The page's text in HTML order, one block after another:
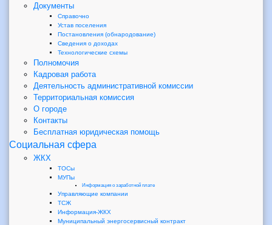
Документы
Справочно
Устав поселения
Постановления (обнародование)
Сведения о доходах
Технологические схемы
Полномочия
Кадровая работа
Деятельность административной комиссии
Территориальная комиссия
О городе
Контакты
Бесплатная юридическая помощь
Социальная сфера
ЖКХ
ТОСы
МУПы
Информация о заработной плате
Управляющие компании
ТСЖ
Информация-ЖКХ
Муниципальный энергосервисный контракт